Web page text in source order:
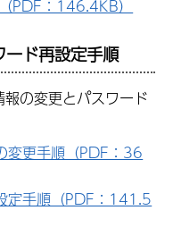
PDF：146.4KB）
ド再設定手順
の変更とパスワード
変更手順（PDF：36
定手順（PDF：141.5